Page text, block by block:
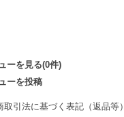
ーを見る(0件)
ーを投稿
取引法に基づく表記（返品等）